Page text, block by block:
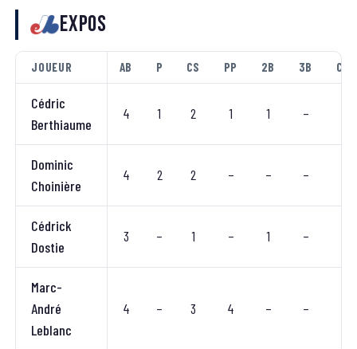
Expos
JOUEUR AB P CS PP 2B 3B CC
Cédric
Berthiaume
4 1 2 1 1 –
Dominic
Choinière
4 2 2 – – –
Cédrick
Dostie
3 – 1 – 1 –
Marc-
André
Leblanc
4 – 3 4 – –